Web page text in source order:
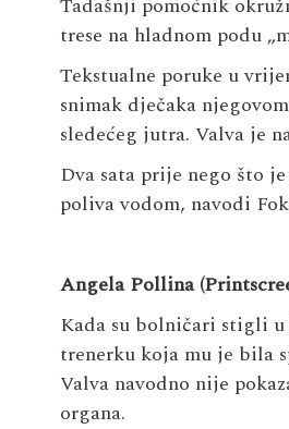
trese na hladnom podu
Tekstualne poruke u
snimak dječaka
sledećeg jutra. Valva je
Dva sata prije nego što
poliva vodom, navodi
Angela Pollina
Kada su bolničari stigli u
trenerku koja mu je bila
Valva navodno nije
organa.